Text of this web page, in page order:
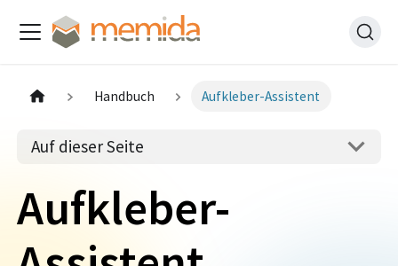
Handbuch Aufkleber-Assistent
Auf dieser Seite
Aufkleber-